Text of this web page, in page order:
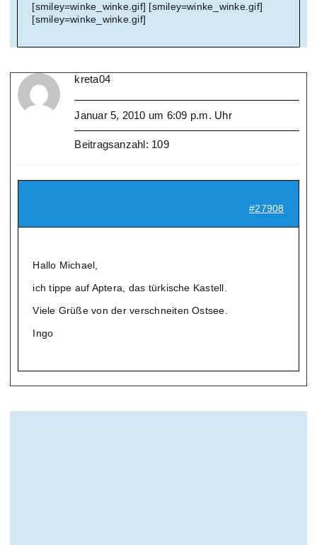
[smiley=winke_winke.gif] [smiley=winke_winke.gif]
[smiley=winke_winke.gif]
kreta04
Januar 5, 2010 um 6:09 p.m. Uhr
Beitragsanzahl: 109
#27908
Hallo Michael,
ich tippe auf Aptera, das türkische Kastell.
Viele Grüße von der verschneiten Ostsee.
Ingo